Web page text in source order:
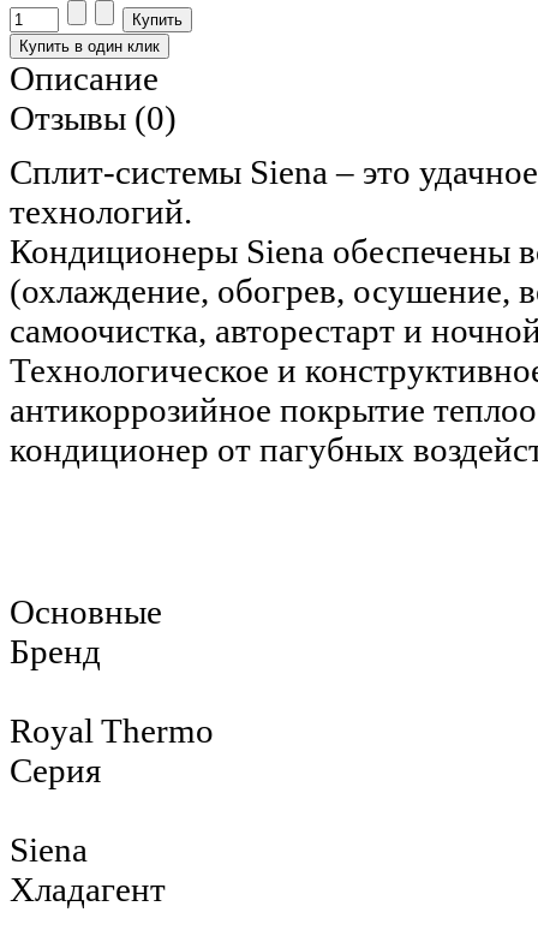
Описание
Отзывы (0)
Сплит-системы Siena – это
технологий.
Кондиционеры Siena обеспечены
(охлаждение, обогрев,
самоочистка, авторестарт и
Технологическое и
антикоррозийное покрытие
кондиционер от пагубных
Основные
Бренд
Royal Thermo
Серия
Siena
Хладагент